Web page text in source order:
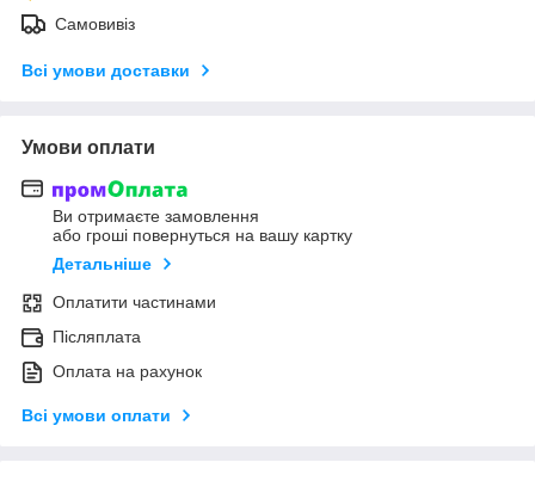
Самовивіз
Всі умови доставки
Умови оплати
Ви отримаєте замовлення
або гроші повернуться на вашу картку
Детальніше
Оплатити частинами
Післяплата
Оплата на рахунок
Всі умови оплати